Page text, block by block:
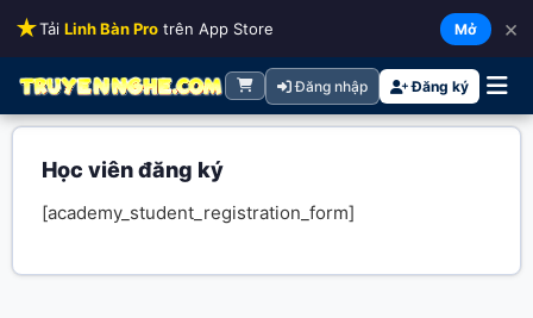
★Tải Linh Bàn Pro trên App Store Mở ×
Đăng nhập Đăng ký
Học viên đăng ký
[academy_student_registration_form]